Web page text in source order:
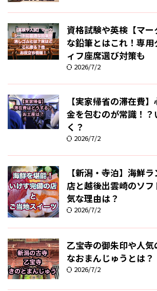
資格試験や英検【マ
な鉛筆とはこれ！専
ィフ座席選び対策も
2026/7/2
【実家帰省の滞在費
金を包むのが常識！？
く？
2026/7/2
【新潟・寺泊】海鮮
店と越後出雲崎のソ
気な理由は？
2026/7/2
乙宝寺の御朱印や人
なおまんじゅうとは？
2026/7/2